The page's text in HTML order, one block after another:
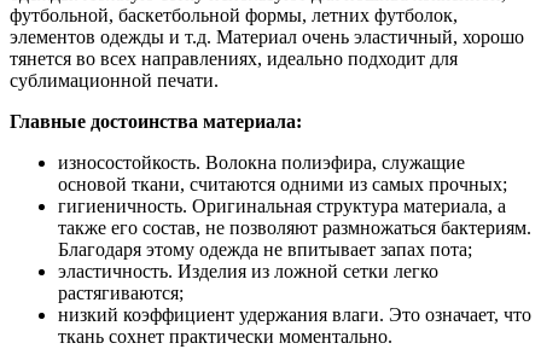
футбольной, баскетбольной формы, летних футболок,
элементов одежды и т.д. Материал очень эластичный, хорошо
тянется во всех направлениях, идеально подходит для
сублимационной печати.
Главные достоинства материала:
износостойкость. Волокна полиэфира, служащие
основой ткани, считаются одними из самых прочных;
гигиеничность. Оригинальная структура материала, а
также его состав, не позволяют размножаться бактериям.
Благодаря этому одежда не впитывает запах пота;
эластичность. Изделия из ложной сетки легко
растягиваются;
низкий коэффициент удержания влаги. Это означает, что
ткань сохнет практически моментально.